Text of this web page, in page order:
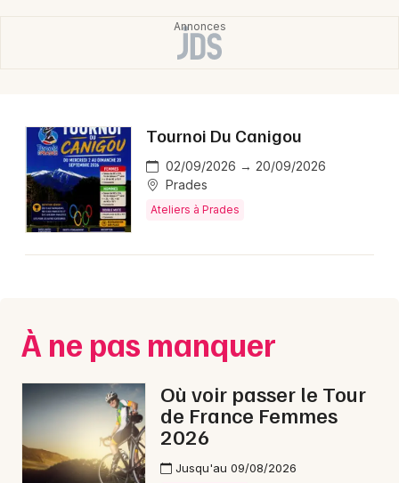
Choisir mes départements
Mon email
Je m'abonne
Tournoi Du Canigou
02/09/2026 → 20/09/2026
Prades
Ateliers à Prades
À ne pas manquer
Où voir passer le Tour
de France Femmes
2026
Jusqu'au 09/08/2026